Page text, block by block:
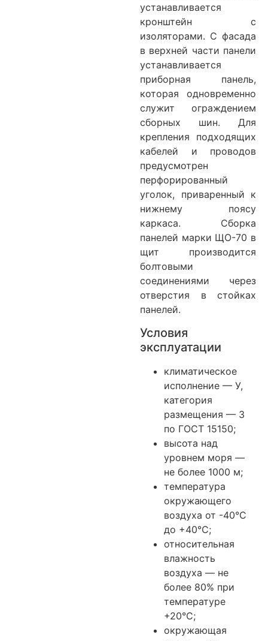
устанавливается
кронштейн с
изоляторами. С фасада
в верхней части панели
устанавливается
приборная панель,
которая одновременно
служит ограждением
сборных шин. Для
крепления подходящих
кабелей и проводов
предусмотрен
перфорированный
уголок, приваренный к
нижнему поясу
каркаса. Сборка
панелей марки ЩО-70 в
щит производится
болтовыми
соединениями через
отверстия в стойках
панелей.
Условия
эксплуатации
климатическое
исполнение — У,
категория
размещения — 3
по ГОСТ 15150;
высота над
уровнем моря —
не более 1000 м;
температура
окружающего
воздуха от -40°С
до +40°С;
относительная
влажность
воздуха — не
более 80% при
температуре
+20°С;
окружающая